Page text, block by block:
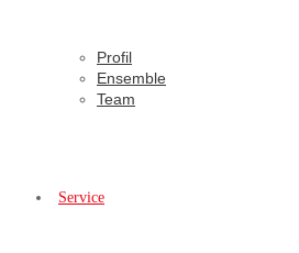
Profil
Ensemble
Team
Service